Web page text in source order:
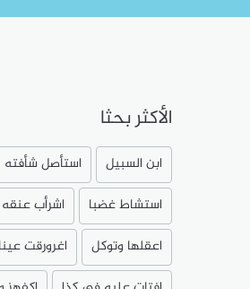
الأكثر بحثا
ابن السبيل
استأصل شأفته
استشاط غضبا
اشرأب عنقه
اعقلها وتوكل
اغرورقت